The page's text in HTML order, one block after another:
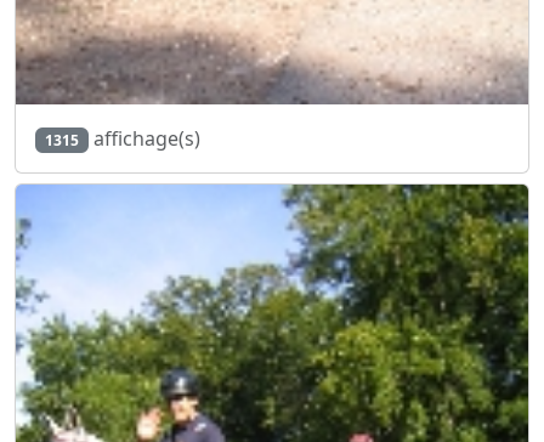
1315 affichage(s)